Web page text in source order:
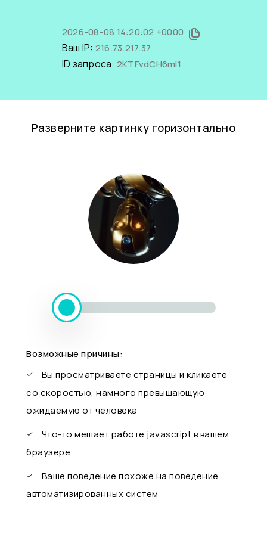
2026-08-08 14:20:02 +0000
Ваш IP: 216.73.217.37
ID запроса: 2KTFvdCH6mI1
Разверните картинку горизонтально
Возможные причины:
Вы просматриваете страницы и кликаете
со скоростью, намного превышающую
ожидаемую от человека
Что-то мешает работе javascript в вашем
браузере
Ваше поведение похоже на поведение
автоматизированных систем